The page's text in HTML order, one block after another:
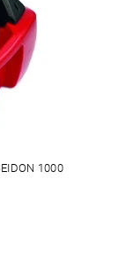
1000